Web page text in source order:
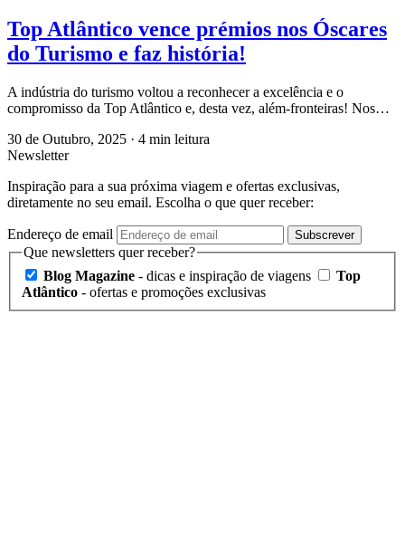
Top Atlântico vence prémios nos Óscares
do Turismo e faz história!
A indústria do turismo voltou a reconhecer a excelência e o
compromisso da Top Atlântico e, desta vez, além-fronteiras! Nos…
30 de Outubro, 2025 · 4 min leitura
Newsletter
Inspiração para a sua próxima viagem e ofertas exclusivas,
diretamente no seu email. Escolha o que quer receber:
Endereço de email Subscrever
Que newsletters quer receber?
Blog Magazine - dicas e inspiração de viagens
Top
Atlântico - ofertas e promoções exclusivas